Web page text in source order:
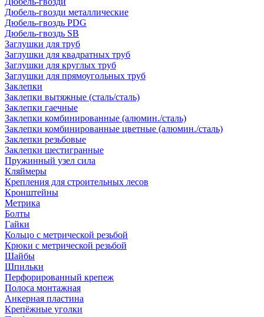
Дюбель-гвозди металлические
Дюбель-гвоздь PDG
Дюбель-гвоздь SB
Заглушки для труб
Заглушки для квадратных труб
Заглушки для круглых труб
Заглушки для прямоугольных труб
Заклепки
Заклепки вытяжные (сталь/сталь)
Заклепки гаечные
Заклепки комбинированные (алюмин./сталь)
Заклепки комбинированные цветные (алюмин./сталь)
Заклепки резьбовые
Заклепки шестигранные
Пружинный узел сила
Кляймеры
Крепления для строительных лесов
Кронштейны
Метрика
Болты
Гайки
Кольцо с метрической резьбой
Крюки с метрической резьбой
Шайбы
Шпильки
Перфорированный крепеж
Полоса монтажная
Анкерная пластина
Крепёжные уголки